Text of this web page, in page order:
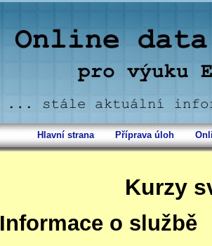
Hlavní strana Příprava úloh
Kurzy
Informace o službě